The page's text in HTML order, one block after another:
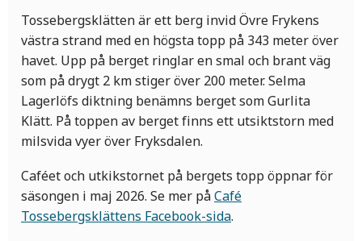
Tossebergsklätten är ett berg invid Övre Frykens
västra strand med en högsta topp på 343 meter över
havet. Upp på berget ringlar en smal och brant väg
som på drygt 2 km stiger över 200 meter. Selma
Lagerlöfs diktning benämns berget som Gurlita
Klätt. På toppen av berget finns ett utsiktstorn med
milsvida vyer över Fryksdalen.
Caféet och utkikstornet på bergets topp öppnar för
säsongen i maj 2026. Se mer påCafé
Tossebergsklättens Facebook-sida.